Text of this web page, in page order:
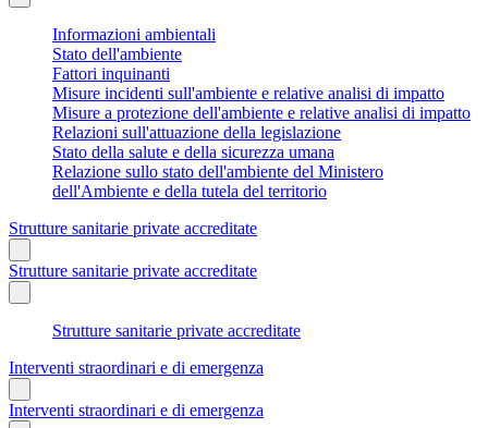
Informazioni ambientali
Stato dell'ambiente
Fattori inquinanti
Misure incidenti sull'ambiente e relative analisi di impatto
Misure a protezione dell'ambiente e relative analisi di impatto
Relazioni sull'attuazione della legislazione
Stato della salute e della sicurezza umana
Relazione sullo stato dell'ambiente del Ministero
dell'Ambiente e della tutela del territorio
Strutture sanitarie private accreditate
Strutture sanitarie private accreditate
Strutture sanitarie private accreditate
Interventi straordinari e di emergenza
Interventi straordinari e di emergenza